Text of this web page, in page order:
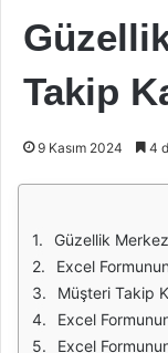
Takip
9 Kasım 2024 4
Güzellik
Excel
Müşteri Takip
Excel
Excel